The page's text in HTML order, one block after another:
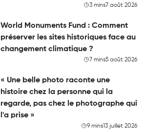
3 mins7 août 2026
World Monuments Fund : Comment
préserver les sites historiques face au
changement climatique ?
7 mins5 août 2026
« Une belle photo raconte une
histoire chez la personne qui la
regarde, pas chez le photographe qui
l'a prise »
9 mins13 juillet 2026